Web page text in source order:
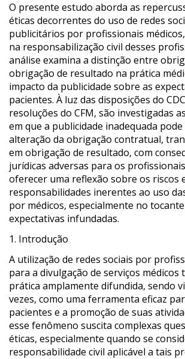
O presente estudo aborda as
éticas decorrentes do uso de redes
publicitários por profissionais
na responsabilização civil desses
análise examina a distinção entre
obrigação de resultado na prática
impacto da publicidade sobre as
pacientes. À luz das disposições do
resoluções do CFM, são investigadas
em que a publicidade inadequada
alteração da obrigação contratual,
em obrigação de resultado, com
jurídicas adversas para os
oferecer uma reflexão sobre os riscos
responsabilidades inerentes ao uso
por médicos, especialmente no
expectativas infundadas.
1. Introdução
A utilização de redes sociais por
para a divulgação de serviços
prática amplamente difundida, sendo
vezes, como uma ferramenta eficaz
pacientes e a promoção de suas
esse fenômeno suscita complexas
éticas, especialmente quando se
responsabilidade civil aplicável a tais